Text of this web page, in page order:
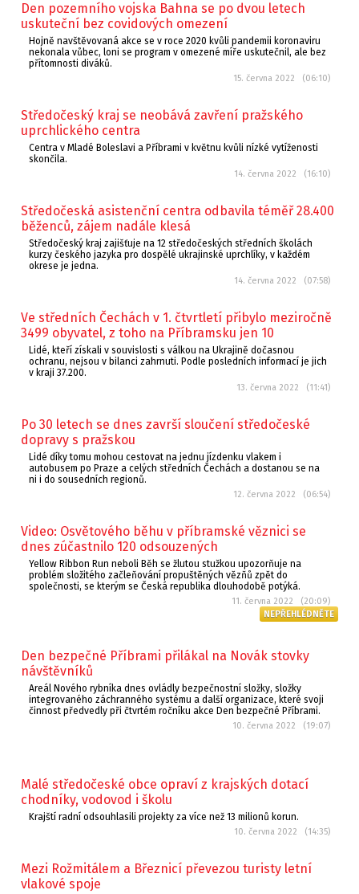
Den pozemního vojska Bahna se po dvou letech
uskuteční bez covidových omezení
Hojně navštěvovaná akce se v roce 2020 kvůli pandemii koronaviru
nekonala vůbec, loni se program v omezené míře uskutečnil, ale bez
přítomnosti diváků.
15. června 2022 (06:10)
Středočeský kraj se neobává zavření pražského
uprchlického centra
Centra v Mladé Boleslavi a Příbrami v květnu kvůli nízké vytíženosti
skončila.
14. června 2022 (16:10)
Středočeská asistenční centra odbavila téměř 28.400
běženců, zájem nadále klesá
Středočeský kraj zajišťuje na 12 středočeských středních školách
kurzy českého jazyka pro dospělé ukrajinské uprchlíky, v každém
okrese je jedna.
14. června 2022 (07:58)
Ve středních Čechách v 1. čtvrtletí přibylo meziročně
3499 obyvatel, z toho na Příbramsku jen 10
Lidé, kteří získali v souvislosti s válkou na Ukrajině dočasnou
ochranu, nejsou v bilanci zahrnuti. Podle posledních informací je jich
v kraji 37.200.
13. června 2022 (11:41)
Po 30 letech se dnes završí sloučení středočeské
dopravy s pražskou
Lidé díky tomu mohou cestovat na jednu jízdenku vlakem i
autobusem po Praze a celých středních Čechách a dostanou se na
ni i do sousedních regionů.
12. června 2022 (06:54)
Video: Osvětového běhu v příbramské věznici se
dnes zúčastnilo 120 odsouzených
Yellow Ribbon Run neboli Běh se žlutou stužkou upozorňuje na
problém složitého začleňování propuštěných vězňů zpět do
společnosti, se kterým se Česká republika dlouhodobě potýká.
11. června 2022 (20:09)
NEPŘEHLÉDNĚTE
Den bezpečné Příbrami přilákal na Novák stovky
návštěvníků
Areál Nového rybníka dnes ovládly bezpečnostní složky, složky
integrovaného záchranného systému a další organizace, které svoji
činnost předvedly při čtvrtém ročníku akce Den bezpečné Příbrami.
10. června 2022 (19:07)
Malé středočeské obce opraví z krajských dotací
chodníky, vodovod i školu
Krajští radní odsouhlasili projekty za více než 13 milionů korun.
10. června 2022 (14:35)
Mezi Rožmitálem a Březnicí převezou turisty letní
vlakové spoje